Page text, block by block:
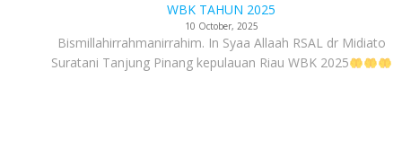
WBK TAHUN 2025
10 October, 2025
Bismillahirrahmanirrahim. In Syaa Allaah RSAL dr Midiato
Suratani Tanjung Pinang kepulauan Riau WBK 2025